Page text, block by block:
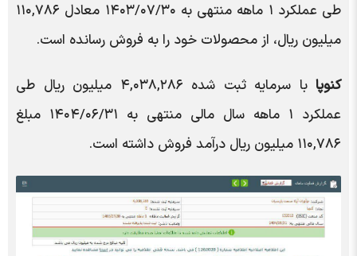
طی عملکرد ۱ ماهه منتهی به ۱۴۰۳/۰۷/۳۰ معادل ۱۱۰,۷۸۶
میلیون ریال، از محصولات خود را به فروش رسانده است.
کنوپا
با سرمایه ثبت شده ۴,۰۳۸,۲۸۶ میلیون ریال طی
عملکرد ۱ ماهه سال مالی منتهی به ۱۴۰۴/۰۶/۳۱ مبلغ
۱۱۰,۷۸۶ میلیون ریال درآمد فروش داشته است.